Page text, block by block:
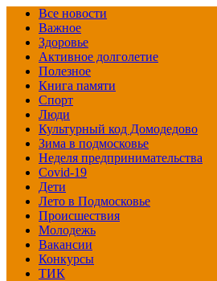
Все новости
Важное
Здоровье
Активное долголетие
Полезное
Книга памяти
Спорт
Люди
Культурный код Домодедово
Зима в подмосковье
Неделя предпринимательства
Covid-19
Дети
Лето в Подмосковье
Происшествия
Молодежь
Вакансии
Конкурсы
ТИК